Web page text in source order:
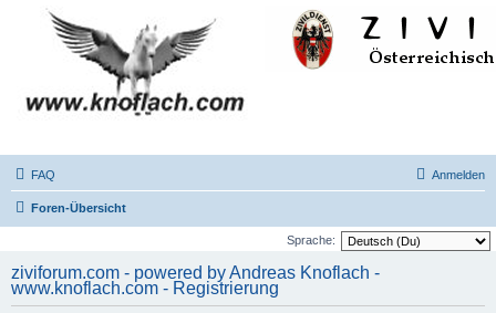
FAQ Anmelden
Foren-Übersicht
Sprache:
ziviforum.com - powered by Andreas Knoflach -
www.knoflach.com - Registrierung